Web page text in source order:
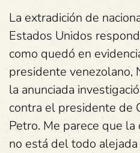
La extradición de
Estados Unidos
como quedó en
presidente venezolano,
la anunciada
contra el presidente de
Petro. Me parece que
no está del todo